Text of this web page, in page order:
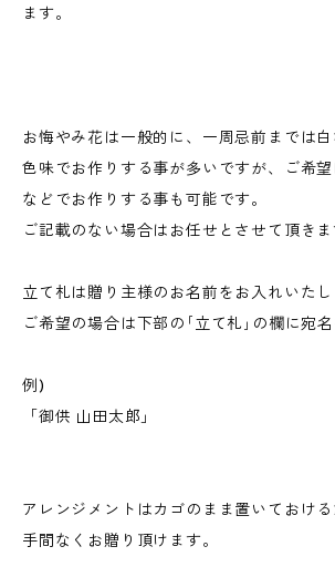
ます。
お悔やみ花は一般的に、一周忌前までは
色味でお作りする事が多いですが、ご希
などでお作りする事も可能です。
ご記載のない場合はお任せとさせて頂きま
立て札は贈り主様のお名前をお入れいたし
ご希望の場合は下部の｢立て札｣の欄に宛名
例)
「御供 山田太郎」
アレンジメントはカゴのまま置いておける
手間なくお贈り頂けます。